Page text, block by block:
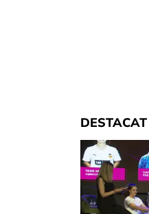
DESTACAT